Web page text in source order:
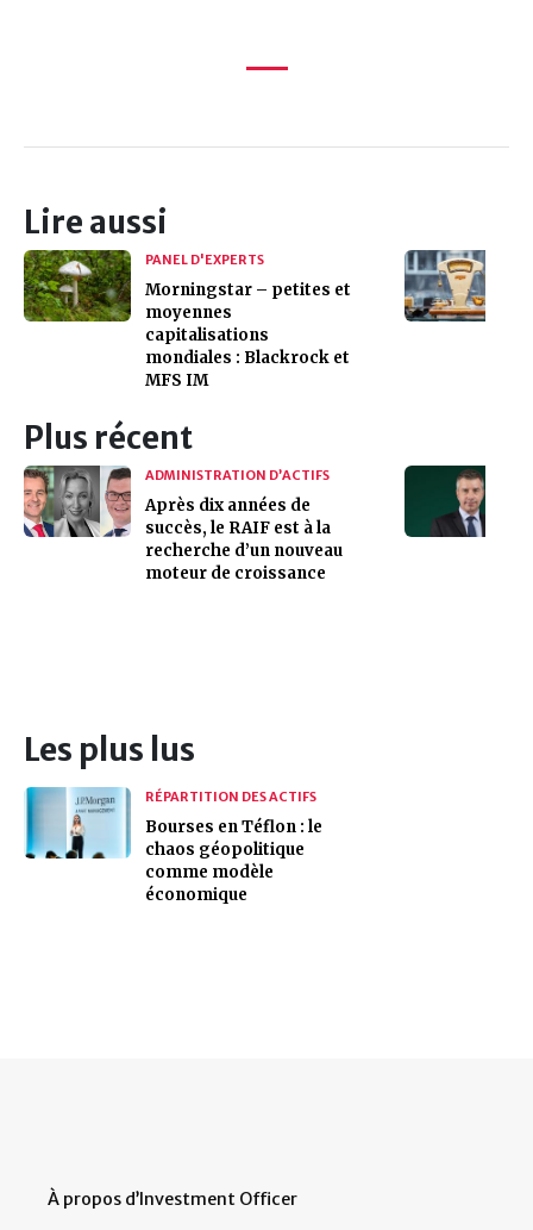
Lire aussi
PANEL D'EXPERTS
Morningstar – petites et
moyennes
capitalisations
mondiales : Blackrock et
MFS IM
Plus récent
ADMINISTRATION D’ACTIFS
Après dix années de
succès, le RAIF est à la
recherche d’un nouveau
moteur de croissance
Les plus lus
RÉPARTITION DES ACTIFS
Bourses en Téflon : le
chaos géopolitique
comme modèle
économique
À propos d’Investment Officer